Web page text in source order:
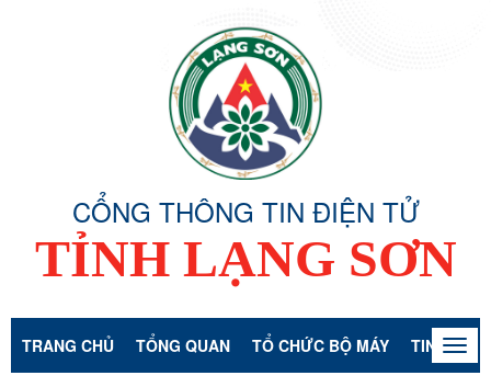
CỔNG THÔNG TIN ĐIỆN TỬ
TỈNH LẠNG SƠN
TRANG CHỦ TỔNG QUAN TỔ CHỨC BỘ MÁY TIN TỨC -